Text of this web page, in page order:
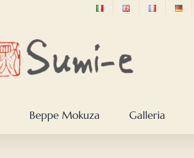
Beppe Mokuza Galleria